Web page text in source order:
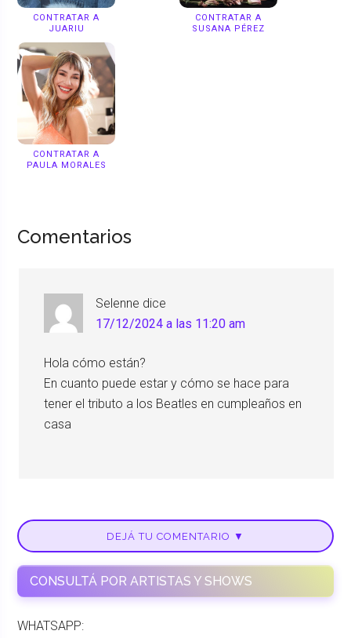
CONTRATAR A
JUARIU
CONTRATAR A
SUSANA PÉREZ
CONTRATAR A
PAULA MORALES
Comentarios
Selenne dice
17/12/2024 a las 11:20 am
Hola cómo están?
En cuanto puede estar y cómo se hace para
tener el tributo a los Beatles en cumpleaños en
casa
DEJÁ TU COMENTARIO ▼
CONSULTÁ POR ARTISTAS Y SHOWS
WHATSAPP: